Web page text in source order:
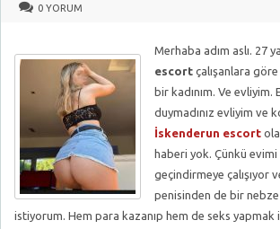
0 YORUM
Merhaba adım aslı. 27
escort çalışanlara
bir kadınım. Ve evliyim.
duymadınız evliyim ve
İskenderun escort
haberi yok. Çünkü evimi
geçindirmeye çalışıyor
penisinden de bir
istiyorum. Hem para kazanıp hem de seks yapmak